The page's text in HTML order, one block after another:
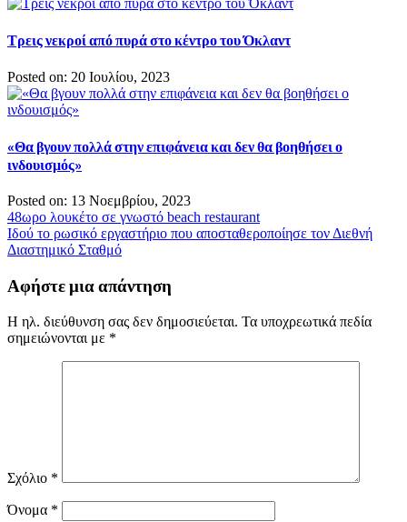
Τρεις νεκροί από πυρά στο κέντρο του Όκλαντ
Posted on: 20 Ιουλίου, 2023
«Θα βγουν πολλά στην επιφάνεια και δεν θα βοηθήσει ο
ινδουισμός»
Posted on: 13 Νοεμβρίου, 2023
Πλοήγηση
άρθρων
48ωρο λουκέτο σε γνωστό beach restaurant
Ιδού το ρωσικό εργαστήριο που αποσταθεροποίησε τον Διεθνή
Διαστημικό Σταθμό
Αφήστε μια απάντηση
Η ηλ. διεύθυνση σας δεν δημοσιεύεται. Τα υποχρεωτικά πεδία
σημειώνονται με *
Σχόλιο *
Όνομα *